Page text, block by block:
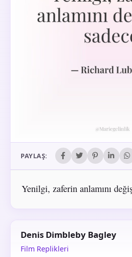
PAYLAŞ:
Yenilgi, zaferin anlamını
Denis Dimbleby Bagley
Film Replikleri